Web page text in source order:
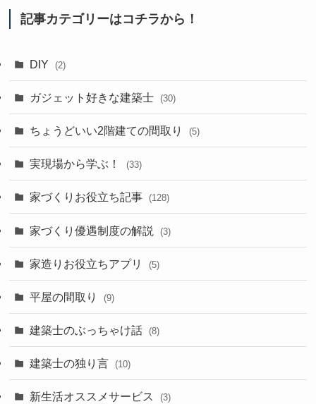
記事カテゴリーはコチラから！
DIY (2)
ガジェット好きな建築士 (30)
ちょうどいい2階建ての間取り (5)
実現場から学ぶ！ (33)
家づくりお役立ち記事 (128)
家づくり優遇制度の解説 (3)
家造りお役立ちアプリ (5)
平屋の間取り (9)
建築士のぶっちゃけ話 (8)
建築士の独り言 (10)
新生活オススメサービス (3)